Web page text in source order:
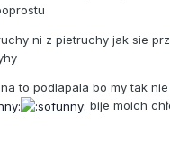
ni z pietruchy jak sie
to podlapala bo my tak nie
bije moich